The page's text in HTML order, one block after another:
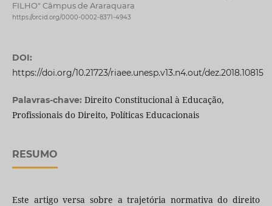
FILHO" Câmpus de Araraquara
https://orcid.org/0000-0002-8371-4943
DOI:
https://doi.org/10.21723/riaee.unesp.v13.n4.out/dez.2018.10815
Palavras-chave: Direito Constitucional à Educação,
Profissionais do Direito, Políticas Educacionais
RESUMO
Este artigo versa sobre a trajetória normativa do direito